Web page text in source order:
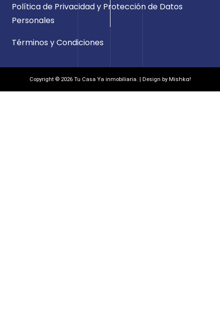
Política de Privacidad y Protección de Datos
Personales
Términos y Condiciones
Copyright © 2026 Tu Casa Ya inmobiliaria. | Design by Mishka!